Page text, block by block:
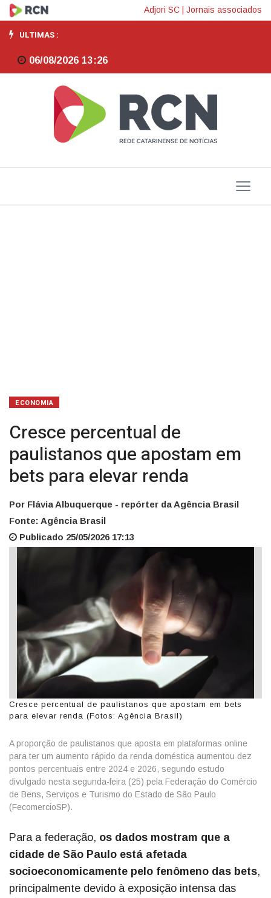
Cresce
percentual
de
paulistanos
apostam
em
Adjori SC Jornais associados
ULTIMAS :
06/08/2026 13:26
ECONOMIA
Cresce percentual de
paulistanos que apostam em
bets para elevar renda
Por Flávia Albuquerque - repórter da Agência Brasil
Fonte: Agência Brasil
Publicado 25/05/2026 17:13
Cresce percentual de paulistanos que apostam em bets
para elevar renda (Fotos: Agência Brasil)
A proporção de paulistanos que aposta em plataformas online
para ter um aumento rápido da renda doméstica aumentou dez
pontos percentuais entre 2024 e 2026, segundo estudo
divulgado nesta segunda-feira (25) pela Federação do Comércio
de Bens, Serviços e Turismo do Estado de São Paulo
(FecomercioSP).
Para a federação, os dados mostram que a
cidade de São Paulo está afetada
socioeconomicamente pelo fenômeno das bets,
principalmente devido à exposição intensa das